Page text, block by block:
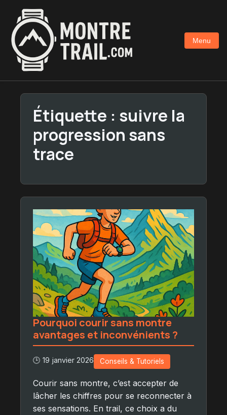
contenu
principal
Menu
Étiquette : suivre la
progression sans
trace
Pourquoi courir sans montre
avantages et inconvénients ?
🕒 19 janvier 2026 Conseils & Tutoriels
Courir sans montre, c’est accepter de
lâcher les chiffres pour se reconnecter à
ses sensations. En trail, ce choix a du